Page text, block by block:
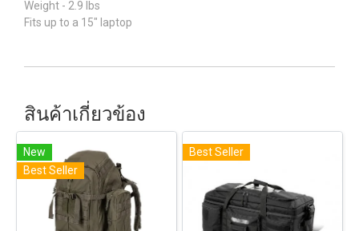
Weight - 2.9 lbs
Fits up to a 15" laptop
สินค้าเกี่ยวข้อง
New
Best Seller
Best Seller